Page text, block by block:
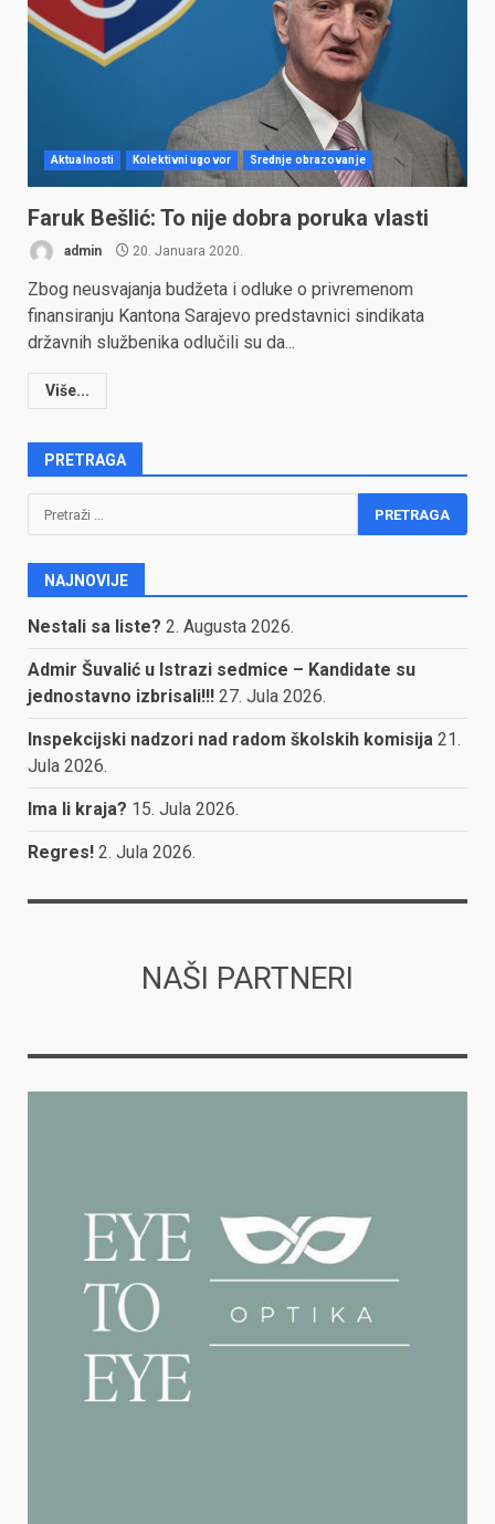
Aktualnosti Kolektivni ugovor Srednje obrazovanje
Faruk Bešlić: To nije dobra poruka vlasti
admin 20. Januara 2020.
Zbog neusvajanja budžeta i odluke o privremenom
finansiranju Kantona Sarajevo predstavnici sindikata
državnih službenika odlučili su da...
Više...
PRETRAGA
Pretraga:
NAJNOVIJE
Nestali sa liste? 2. Augusta 2026.
Admir Šuvalić u Istrazi sedmice – Kandidate su
jednostavno izbrisali!!! 27. Jula 2026.
Inspekcijski nadzori nad radom školskih komisija 21.
Jula 2026.
Ima li kraja? 15. Jula 2026.
Regres! 2. Jula 2026.
NAŠI PARTNERI